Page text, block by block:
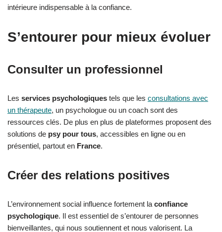
intérieure indispensable à la confiance.
S’entourer pour mieux évoluer
Consulter un professionnel
Les services psychologiques tels que les consultations avec
un thérapeute, un psychologue ou un coach sont des
ressources clés. De plus en plus de plateformes proposent des
solutions de psy pour tous, accessibles en ligne ou en
présentiel, partout en France.
Créer des relations positives
L’environnement social influence fortement la confiance
psychologique. Il est essentiel de s’entourer de personnes
bienveillantes, qui nous soutiennent et nous valorisent. La